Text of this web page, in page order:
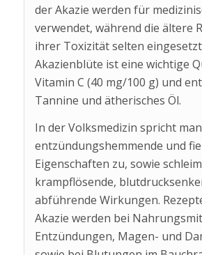
der Akazie werden für
verwendet, während die ältere
ihrer Toxizität selten
Akazienblüte ist eine wichtige
Vitamin C (40 mg/100 g) und
Tannine und ätherisches Öl.
In der Volksmedizin spricht
entzündungshemmende und
Eigenschaften zu, sowie
krampflösende,
abführende Wirkungen.
Akazie werden bei
Entzündungen, Magen- und